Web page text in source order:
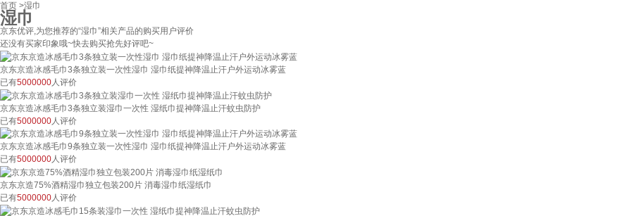
首页 >湿巾
湿巾
京东优评,为您推荐的“湿巾”相关产品的购买用户评价
还没有买家印象哦~快去购买抢先好评吧~
京东京造冰感毛巾3条独立装一次性湿巾 湿巾纸提神降温止汗户外运动冰雾蓝
已有5000000人评价
京东京造冰感毛巾3条独立装湿巾一次性 湿纸巾提神降温止汗蚊虫防护
已有5000000 人评价
京东京造冰感毛巾9条独立装一次性湿巾 湿巾纸提神降温止汗户外运动冰雾蓝
已有5000000人评价
京东京造75%酒精湿巾独立包装200片 消毒湿巾纸湿纸巾
已有5000000人评价